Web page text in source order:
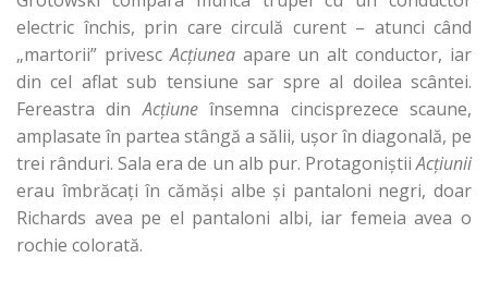
electric închis, prin care circulă curent – atunci când
„martorii” privescAcţiuneaapare un alt conductor, iar
din cel aflat sub tensiune sar spre al doilea scântei.
Fereastra dinAcţiuneînsemna cincisprezece scaune,
amplasate în partea stângă a sălii, uşor în diagonală, pe
trei rânduri. Sala era de un alb pur. ProtagoniştiiAcţiunii
erau îmbrăcaţi în cămăşi albe şi pantaloni negri, doar
Richards avea pe el pantaloni albi, iar femeia avea o
rochie colorată.